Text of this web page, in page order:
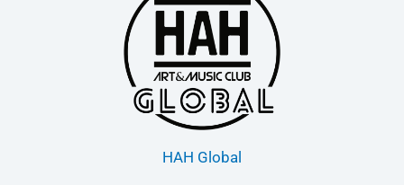
HAH Global